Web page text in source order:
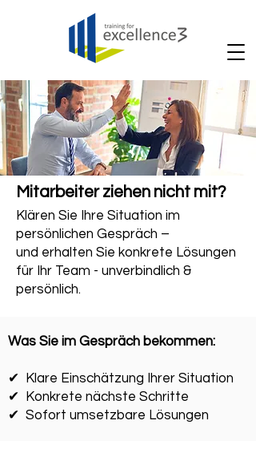
Mitarbeiter ziehen nicht mit?
Klären Sie Ihre Situation im
persönlichen Gespräch –
und erhalten Sie konkrete Lösungen
für Ihr Team - unverbindlich &
persönlich.
Was Sie im Gespräch bekommen:
✔ Klare Einschätzung Ihrer Situation
✔ Konkrete nächste Schritte
✔ Sofort umsetzbare Lösungen